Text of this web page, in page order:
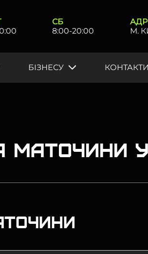
СБ
8:00-20:00
М.
БIЗНЕСУ КОНТАКТИ
маточини